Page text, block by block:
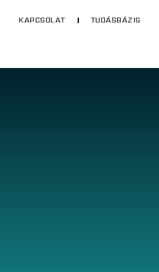
KAPCSOLAT TUDÁSBÁZIS